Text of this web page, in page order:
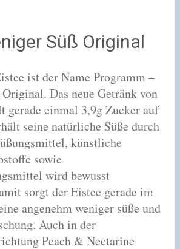
Süß Original
ist der Name Programm –
Das neue Getränk von
gerade einmal 3,9g Zucker auf
seine natürliche Süße durch
künstliche
sowie
wird bewusst
sorgt der Eistee gerade im
angenehm weniger süße und
Auch in der
Peach & Nectarine